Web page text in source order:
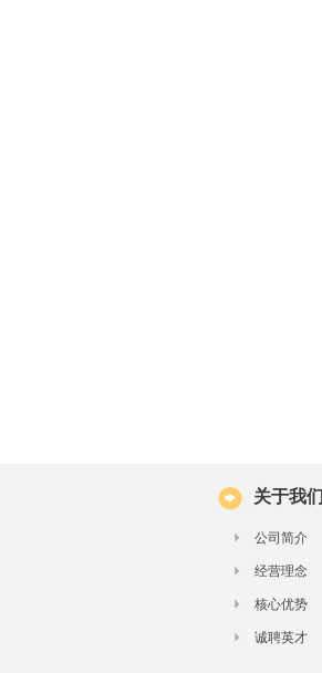
关于我们
公司简介
经营理念
核心优势
诚聘英才